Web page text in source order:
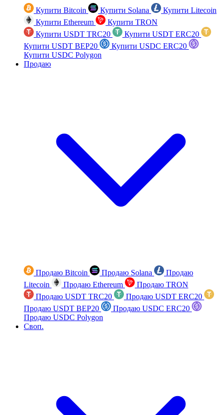
Купити Bitcoin Купити Solana
Купити Litecoin
Купити Ethereum
Купити TRON
Купити USDT TRC20
Купити USDT ERC20
Купити USDT BEP20
Купити USDC ERC20
Купити USDC Polygon
Продаю
Продаю Bitcoin Продаю Solana
Продаю
Litecoin
Продаю Ethereum
Продаю TRON
Продаю USDT TRC20
Продаю USDT ERC20
Продаю USDT BEP20
Продаю USDC ERC20
Продаю USDC Polygon
Своп.